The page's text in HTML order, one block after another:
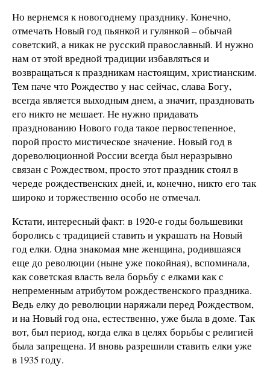
Но вернемся к новогоднему празднику. Конечно,
отмечать Новый год пьянкой и гулянкой – обычай
советский, а никак не русский православный. И нужно
нам от этой вредной традиции избавляться и
возвращаться к праздникам настоящим, христианским.
Тем паче что Рождество у нас сейчас, слава Богу,
всегда является выходным днем, а значит, праздновать
его никто не мешает. Не нужно придавать
празднованию Нового года такое первостепенное,
порой просто мистическое значение. Новый год в
дореволюционной России всегда был неразрывно
связан с Рождеством, просто этот праздник стоял в
череде рождественских дней, и, конечно, никто его так
широко и торжественно особо не отмечал.
Кстати, интересный факт: в 1920-е годы большевики
боролись с традицией ставить и украшать на Новый
год елки. Одна знакомая мне женщина, родившаяся
еще до революции (ныне уже покойная), вспоминала,
как советская власть вела борьбу с елками как с
непременным атрибутом рождественского праздника.
Ведь елку до революции наряжали перед Рождеством,
и на Новый год она, естественно, уже была в доме. Так
вот, был период, когда елка в целях борьбы с религией
была запрещена. И вновь разрешили ставить елки уже
в 1935 году.